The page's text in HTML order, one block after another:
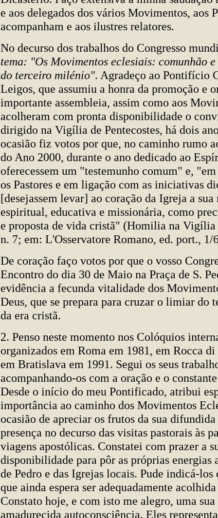
e aos delegados dos vários Movimentos, aos
acompanham e aos ilustres relatores.
No decurso dos trabalhos do Congresso
tema: "Os Movimentos eclesiais: comunhão
do terceiro milénio". Agradeço ao Pontifício
Leigos, que assumiu a honra da promoção e
importante assembleia, assim como aos
acolheram com pronta disponibilidade o
dirigido na Vigília de Pentecostes, há dois
ocasião fiz votos por que, no caminho rumo
do Ano 2000, durante o ano dedicado ao
oferecessem um "testemunho comum" e,
os Pastores e em ligação com as iniciativas
[desejassem levar] ao coração da Igreja a sua
espiritual, educativa e missionária, como
e proposta de vida cristã" (Homilia na Vigília
n. 7; em: L'Osservatore Romano, ed. port., 1/
De coração faço votos por que o vosso
Encontro do dia 30 de Maio na Praça de S.
evidência a fecunda vitalidade dos
Deus, que se prepara para cruzar o limiar do
da era cristã.
2. Penso neste momento nos Colóquios
organizados em Roma em 1981, em Rocca di
em Bratislava em 1991. Segui os seus
acompanhando-os com a oração e o
Desde o início do meu Pontificado, atribui
importância ao caminho dos Movimentos
ocasião de apreciar os frutos da sua difundida
presença no decurso das visitas pastorais às
viagens apostólicas. Constatei com prazer a
disponibilidade para pôr as próprias energias
de Pedro e das Igrejas locais. Pude indicá-
que ainda espera ser adequadamente
Constato hoje, e com isto me alegro, uma
amadurecida autoconsciência. Eles